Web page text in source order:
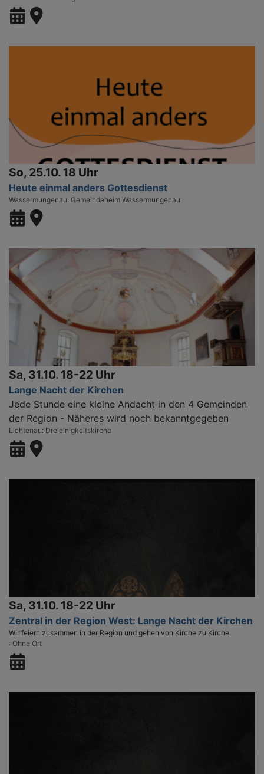
So, 25.10. 18 Uhr
Heute einmal anders Gottesdienst
Wassermungenau Gemeindeheim Wassermungenau
Sa, 31.10. 18-22 Uhr
Lange Nacht der Kirchen
Jede Stunde eine kleine Andacht in den 4 Gemeinden
der Region - Näheres wird noch bekanntgegeben
Lichtenau Dreieinigkeitskirche
Sa, 31.10. 18-22 Uhr
Zentral in der Region West: Lange Nacht der Kirchen
Wir feiern zusammen in der Region und gehen von Kirche zu Kirche.
Ohne Ort